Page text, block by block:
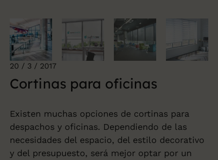
20 / 3 / 2017
Cortinas para oficinas
Existen muchas opciones de cortinas para
despachos y oficinas. Dependiendo de las
necesidades del espacio, del estilo decorativo
y del presupuesto, será mejor optar por un